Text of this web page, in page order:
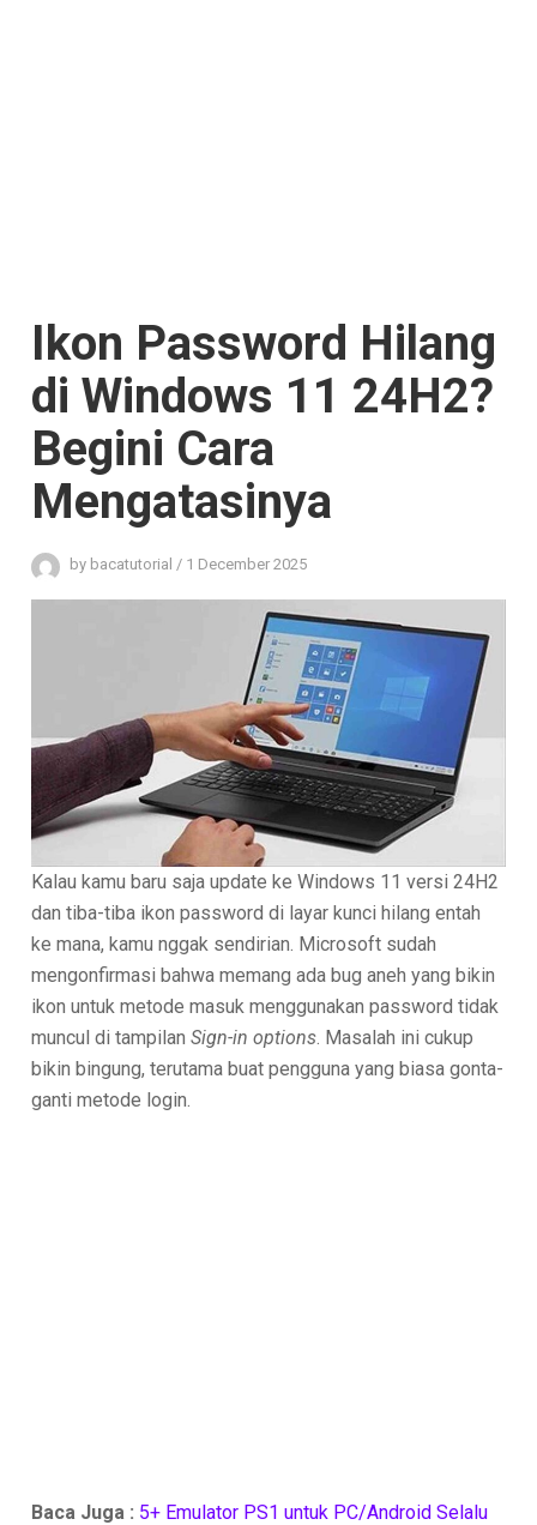
Ikon Password Hilang
di Windows 11 24H2?
Begini Cara
Mengatasinya
by bacatutorial / 1 December 2025
Kalau kamu baru saja update ke Windows 11 versi 24H2
dan tiba-tiba ikon password di layar kunci hilang entah
ke mana, kamu nggak sendirian. Microsoft sudah
mengonfirmasi bahwa memang ada bug aneh yang bikin
ikon untuk metode masuk menggunakan password tidak
muncul di tampilanSign-in options . Masalah ini cukup
bikin bingung, terutama buat pengguna yang biasa gonta-
ganti metode login.
Baca Juga : 5+ Emulator PS1 untuk PC/Android Selalu